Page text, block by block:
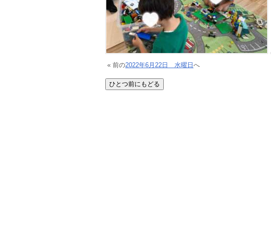
« 前の2022年6月22日 水曜日 へ